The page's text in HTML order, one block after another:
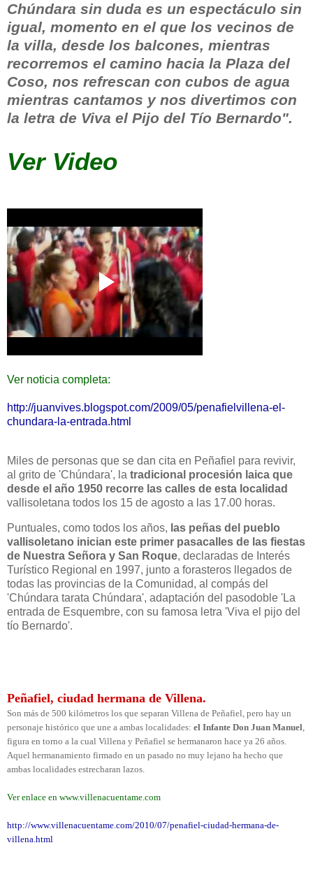
Chúndara sin duda es un espectáculo sin
igual, momento en el que los vecinos de
la villa, desde los balcones, mientras
recorremos el camino hacia la Plaza del
Coso, nos refrescan con cubos de agua
mientras cantamos y nos divertimos con
la letra de Viva el Pijo del Tío Bernardo".
Ver Video
Ver noticia completa:
http://juanvives.blogspot.com/2009/05/penafielvillena-el-
chundara-la-entrada.html
Miles de personas que se dan cita en Peñafiel para revivir,
al grito de 'Chúndara', la tradicional procesión laica que
desde el año 1950 recorre las calles de esta localidad
vallisoletana todos los 15 de agosto a las 17.00 horas.
Puntuales, como todos los años, las peñas del pueblo
vallisoletano inician este primer pasacalles de las fiestas
de Nuestra Señora y San Roque, declaradas de Interés
Turístico Regional en 1997, junto a forasteros llegados de
todas las provincias de la Comunidad, al compás del
'Chúndara tarata Chúndara', adaptación del pasodoble 'La
entrada de Esquembre, con su famosa letra 'Viva el pijo del
tío Bernardo'.
Peñafiel, ciudad hermana de Villena.
Son más de 500 kilómetros los que separan Villena de Peñafiel, pero hay un
personaje histórico que une a ambas localidades: el Infante Don Juan Manuel
figura en torno a la cual Villena y Peñafiel se hermanaron hace ya 26 años.
Aquel hermanamiento firmado en un pasado no muy lejano ha hecho que
ambas localidades estrecharan lazos.
Ver enlace en www.villenacuentame.com
http://www.villenacuentame.com/2010/07/penafiel-ciudad-hermana-de-
villena.html